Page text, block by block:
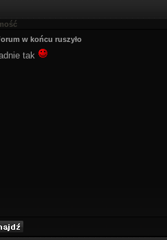
w końcu ruszyło
tak